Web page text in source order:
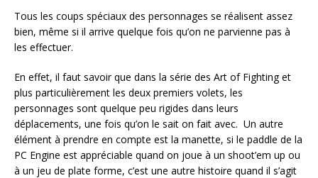
Tous les coups spéciaux des personnages se réalisent assez
bien, même si il arrive quelque fois qu’on ne parvienne pas à
les effectuer.
En effet, il faut savoir que dans la série des Art of Fighting et
plus particulièrement les deux premiers volets, les
personnages sont quelque peu rigides dans leurs
déplacements, une fois qu’on le sait on fait avec. Un autre
élément à prendre en compte est la manette, si le paddle de la
PC Engine est appréciable quand on joue à un shoot’em up ou
à un jeu de plate forme, c’est une autre histoire quand il s’agit